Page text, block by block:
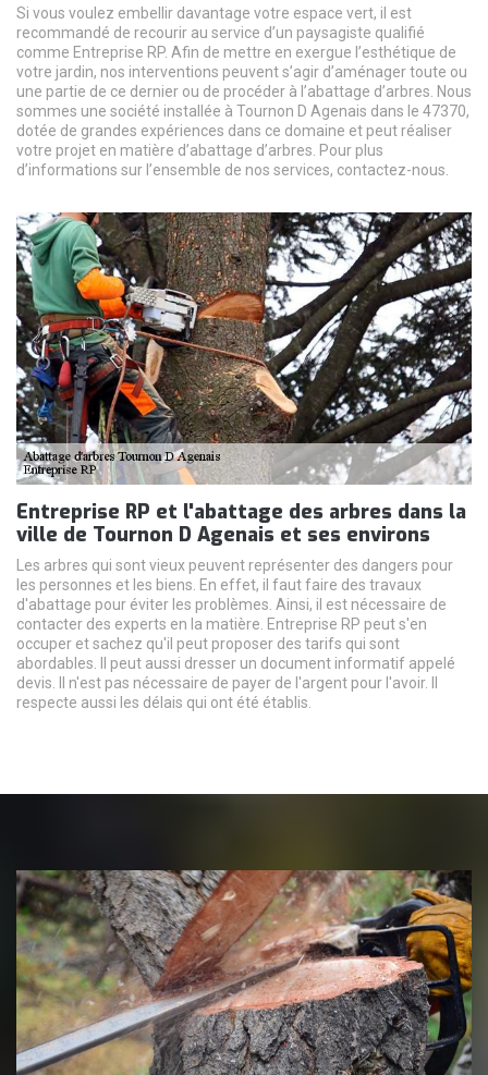
Si vous voulez embellir davantage votre espace vert, il est
recommandé de recourir au service d’un paysagiste qualifié
comme Entreprise RP. Afin de mettre en exergue l’esthétique de
votre jardin, nos interventions peuvent s’agir d’aménager toute ou
une partie de ce dernier ou de procéder à l’abattage d’arbres. Nous
sommes une société installée à Tournon D Agenais dans le 47370,
dotée de grandes expériences dans ce domaine et peut réaliser
votre projet en matière d’abattage d’arbres. Pour plus
d’informations sur l’ensemble de nos services, contactez-nous.
Entreprise RP et l'abattage des arbres dans la
ville de Tournon D Agenais et ses environs
Les arbres qui sont vieux peuvent représenter des dangers pour
les personnes et les biens. En effet, il faut faire des travaux
d'abattage pour éviter les problèmes. Ainsi, il est nécessaire de
contacter des experts en la matière. Entreprise RP peut s'en
occuper et sachez qu'il peut proposer des tarifs qui sont
abordables. Il peut aussi dresser un document informatif appelé
devis. Il n'est pas nécessaire de payer de l'argent pour l'avoir. Il
respecte aussi les délais qui ont été établis.